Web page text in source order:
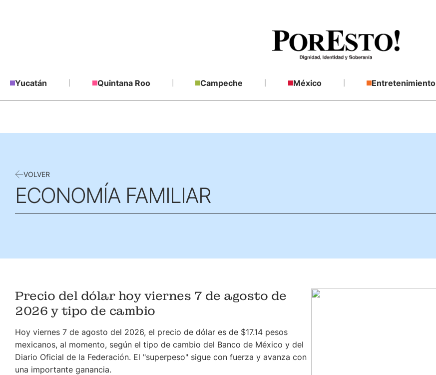
Yucatán Quintana Roo Campeche México Entretenimiento
VOLVER
ECONOMÍA FAMILIAR
Precio del dólar hoy viernes 7 de agosto de
2026 y tipo de cambio
Hoy viernes 7 de agosto del 2026, el precio de dólar es de $17.14 pesos
mexicanos, al momento, según el tipo de cambio del Banco de México y del
Diario Oficial de la Federación. El "superpeso" sigue con fuerza y avanza con
una importante ganancia.